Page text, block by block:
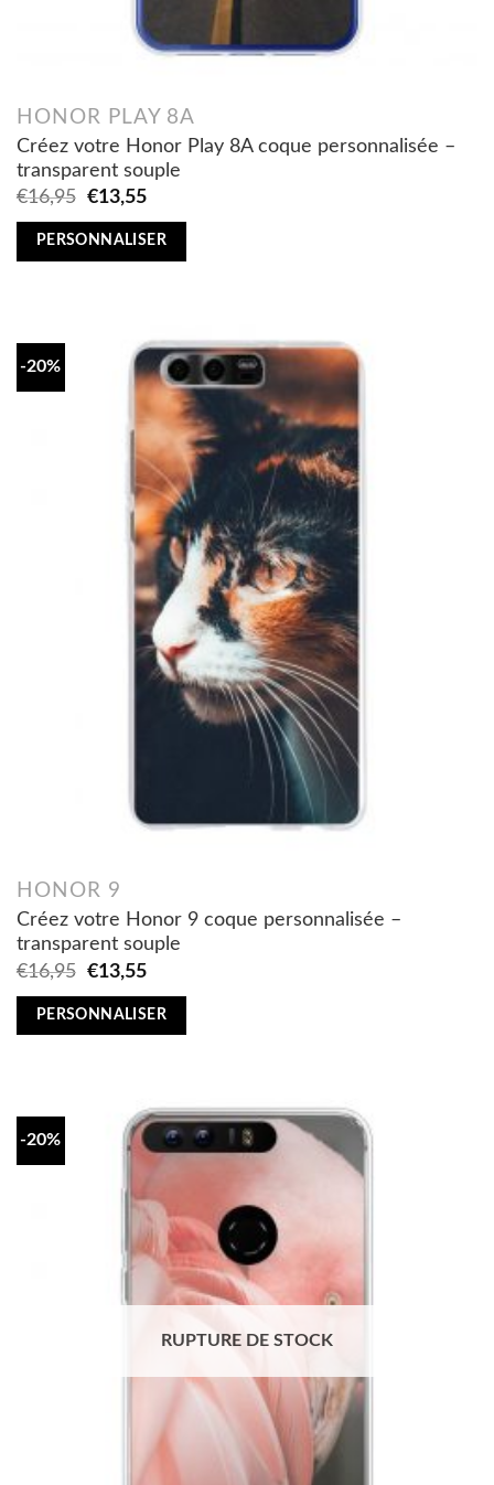
HONOR PLAY 8A
Créez votre Honor Play 8A coque personnalisée –
transparent souple
€16,95
Original
was:
€13,55Current
is:
PERSONNALISER
-20%
HONOR 9
Créez votre Honor 9 coque personnalisée –
transparent souple
€16,95
Original
was:
€13,55Current
is:
PERSONNALISER
-20%
RUPTURE DE STOCK